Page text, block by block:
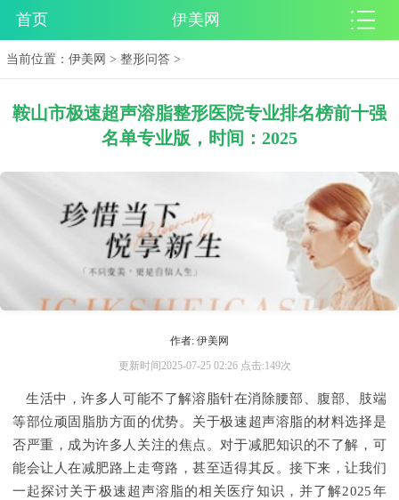
首页 伊美网
当前位置：伊美网 >整形问答 >
鞍山市极速超声溶脂整形医院专业排名榜前十强
名单专业版，时间：2025
作者: 伊美网
更新时间2025-07-25 02:26 点击:149次
生活中，许多人可能不了解溶脂针在消除腰部、腹部、肢端
等部位顽固脂肪方面的优势。关于极速超声溶脂的材料选择是
否严重，成为许多人关注的焦点。对于减肥知识的不了解，可
能会让人在减肥路上走弯路，甚至适得其反。接下来，让我们
一起探讨关于极速超声溶脂的相关医疗知识，并了解2025年